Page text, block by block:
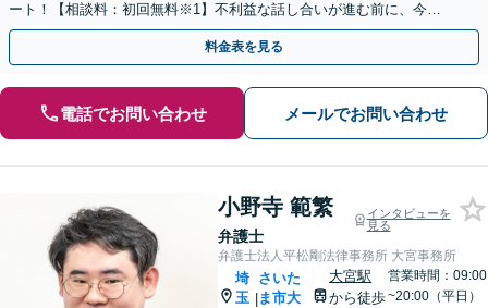
ート！【相談料：初回無料※1】不利益な話し合いが進む前に、今す
ぐ相談！
料金表を見る
電話でお問い合わせ メールでお問い合わせ
小野寺 範繁
弁護士
インタビューを
見る
弁護士法人平松剛法律事務所 大宮事務所
埼
玉 |
さいた
ま市大
大宮駅
から徒歩
営業時間：09:00
~20:00（平日）